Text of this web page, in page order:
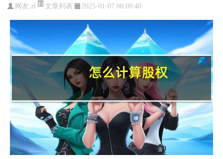
网友:zl 文章列表 2025-01-07 08:09:40